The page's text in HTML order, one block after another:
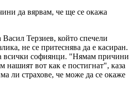
да вярвам, че ще се окажа
Терзиев, който спечели
не се притеснява да е касиран.
всички софиянци. "Нямам причини
нашият вот как е постигнат", каза
ли страхове, че може да се окаже